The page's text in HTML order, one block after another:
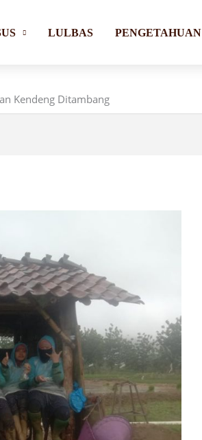
LULBAS PENGETAHUAN
Kendeng Ditambang